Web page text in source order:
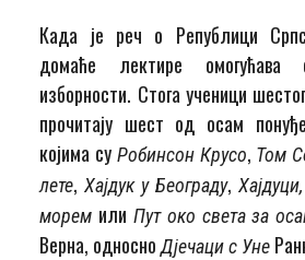
Када је реч о Републици
домаће лектире омогућава
изборности. Стога ученици
прочитају шест од осам
којима су Робинсон Крусо, Том
лете,Хајдук у Београду,
морем или Пут око света за
Верна, односноДјечаци с Уне